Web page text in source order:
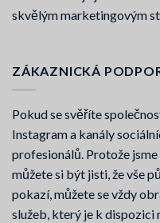
skvělým marketingovým
ZÁKAZNICKÁ
Pokud se svěříte
Instagram a kanály
profesionálů. Protože
můžete si být jisti, že vše
pokazí, můžete se vždy
služeb, který je k dispozici